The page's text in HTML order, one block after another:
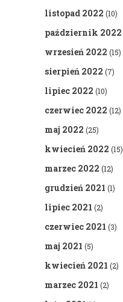
listopad 2022 (10)
październik 2022
wrzesień 2022 (15)
sierpień 2022 (7)
lipiec 2022 (10)
czerwiec 2022 (12)
maj 2022 (25)
kwiecień 2022 (15)
marzec 2022 (12)
grudzień 2021 (1)
lipiec 2021 (2)
czerwiec 2021 (3)
maj 2021 (5)
kwiecień 2021 (2)
marzec 2021 (2)